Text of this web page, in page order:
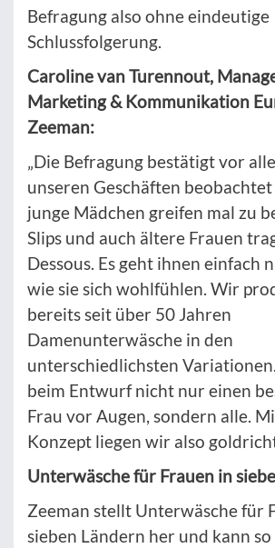
Befragung also ohne eindeutige
Schlussfolgerung.
Caroline van Turennout,
Marketing & Kommunikation
Zeeman:
„Die Befragung bestätigt vor
unseren Geschäften
junge Mädchen greifen mal zu
Slips und auch ältere Frauen
Dessous. Es geht ihnen einfach
wie sie sich wohlfühlen. Wir
bereits seit über 50 Jahren
Damenunterwäsche in den
unterschiedlichsten
beim Entwurf nicht nur einen
Frau vor Augen, sondern alle.
Konzept liegen wir also
Unterwäsche für Frauen in
Zeeman stellt Unterwäsche für
sieben Ländern her und kann